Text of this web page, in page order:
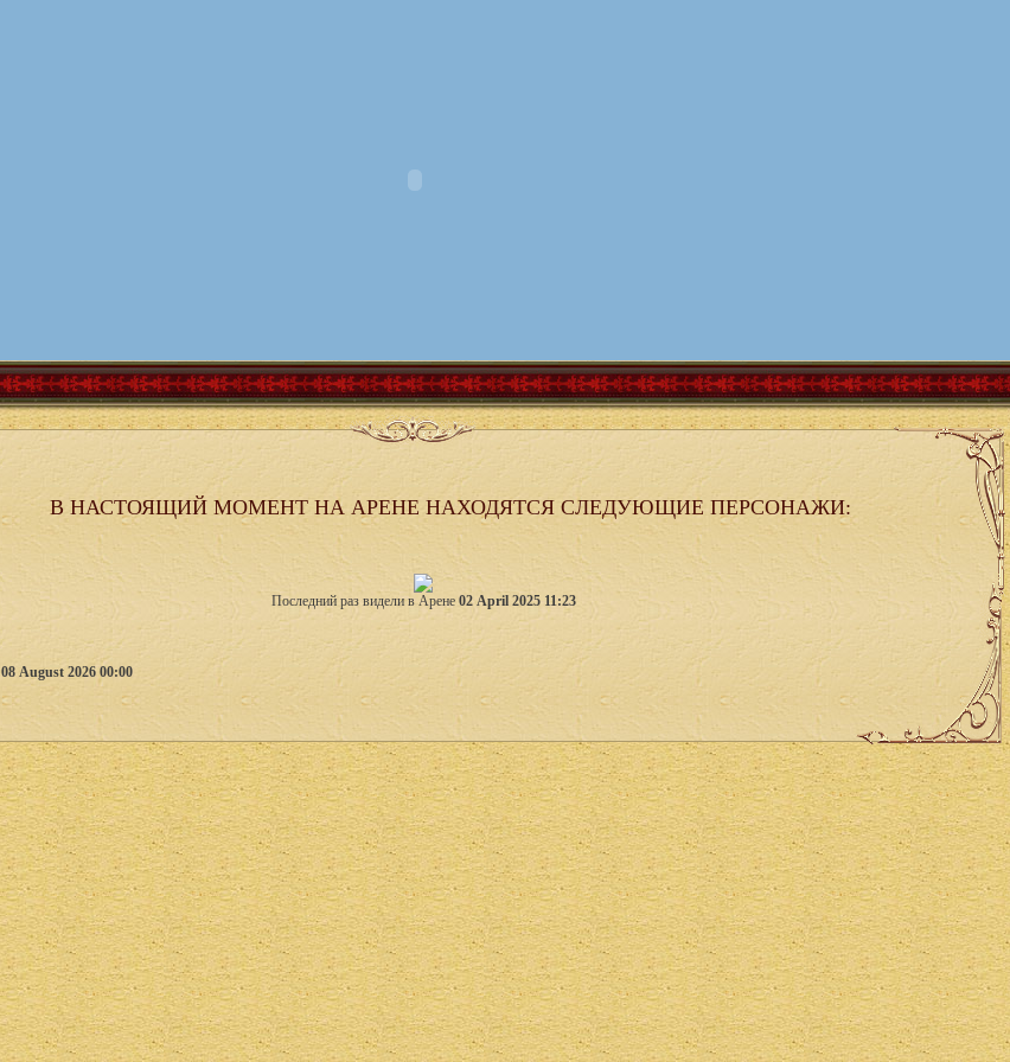
В НАСТОЯЩИЙ МОМЕНТ НА АРЕНЕ НАХОДЯТСЯ СЛЕДУЮЩИЕ ПЕРСОНАЖИ:
Последний раз видели в Арене 02 April 2025 11:23
08 August 2026 00:00